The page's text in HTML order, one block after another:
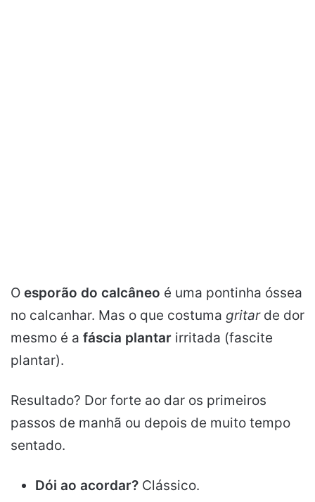
O esporão do calcâneo é uma pontinha óssea
no calcanhar. Mas o que costuma gritarde dor
mesmo é a fáscia plantar irritada (fascite
plantar).
Resultado? Dor forte ao dar os primeiros
passos de manhã ou depois de muito tempo
sentado.
Dói ao acordar? Clássico.